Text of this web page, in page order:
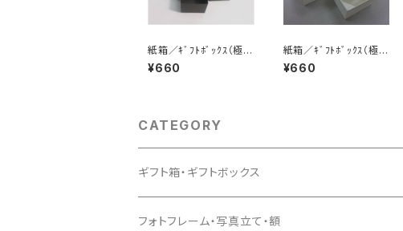
紙箱／ｷﾞﾌﾄﾎﾞｯｸｽ（極
小-黒）6個入
¥660
紙箱／ｷﾞﾌﾄﾎﾞｯｸｽ（極
小-白）6個入
¥660
CATEGORY
ギフト箱・ギフトボックス
フォトフレーム・写真立て・額